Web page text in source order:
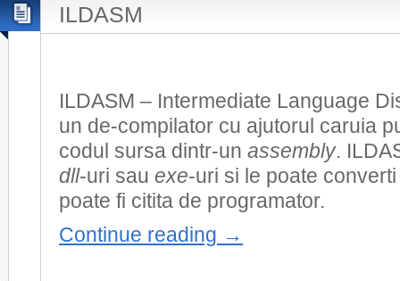
ILDASM
ILDASM – Intermediate Language
un de-compilator cu ajutorul caruia
codul sursa dintr-un assembly.
dll-uri sau exe-uri si le poate
poate fi citita de programator.
Continue reading →